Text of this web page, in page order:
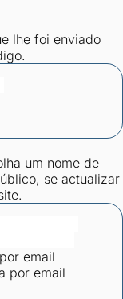
lhe foi enviado
um nome de
se actualizar
email
por email